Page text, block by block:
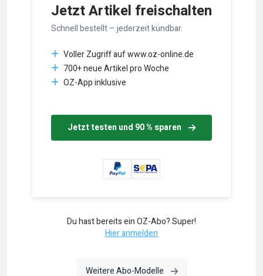
Jetzt Artikel freischalten
Schnell bestellt – jederzeit kündbar.
Voller Zugriff auf www.oz-online.de
700+ neue Artikel pro Woche
OZ-App inklusive
Jetzt testen und 90 % sparen
Du hast bereits ein OZ-Abo? Super!
Hier anmelden
Weitere Abo-Modelle